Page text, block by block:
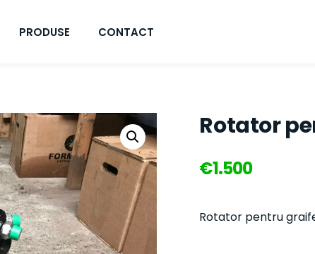
PRODUSE CONTACT
Rotator
€1.500
Rotator pentru